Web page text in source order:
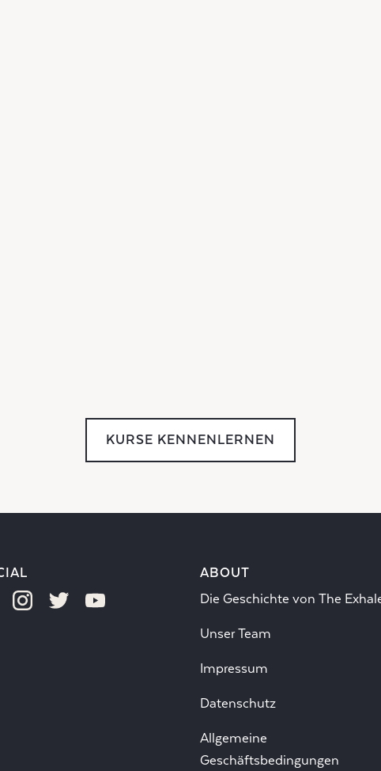
KURSE KENNENLERNEN
ABOUT
Die Geschichte von The
Unser Team
Impressum
Datenschutz
Allgemeine
Geschäftsbedingungen